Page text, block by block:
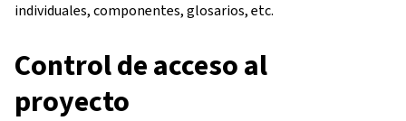
individuales, componentes, glosarios, etc.
Control de acceso al
proyecto